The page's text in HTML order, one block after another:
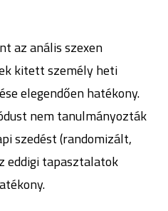
az anális szexen
kitett személy heti
elegendően hatékony.
nem tanulmányozták
szedést (randomizált,
eddigi tapasztalatok